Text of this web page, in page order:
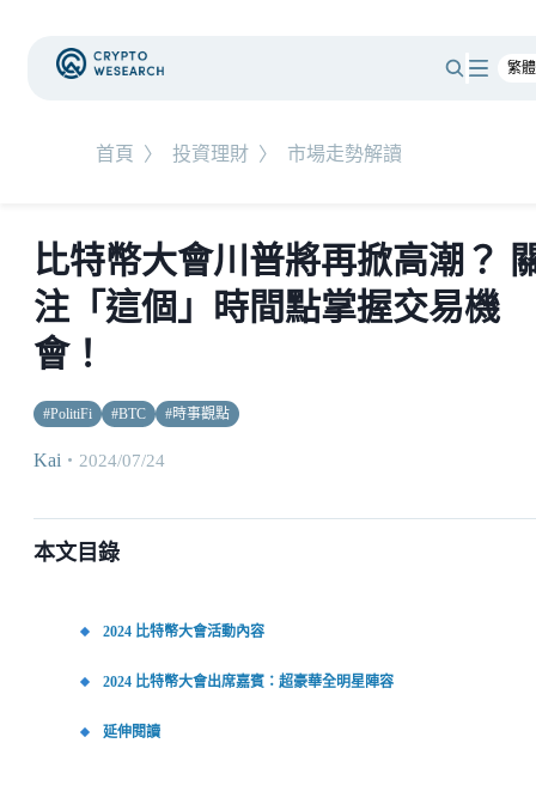
首頁 〉 投資理財 〉 市場走勢解讀
比特幣大會川普將再掀高潮？
注「這個」時間點掌握交易機
會！
#PolitiFi #BTC #時事觀點
Kai ・ 2024/07/24
本文目錄
2024 比特幣大會活動內容
2024 比特幣大會出席嘉賓：超豪華全明星陣容
延伸閱讀